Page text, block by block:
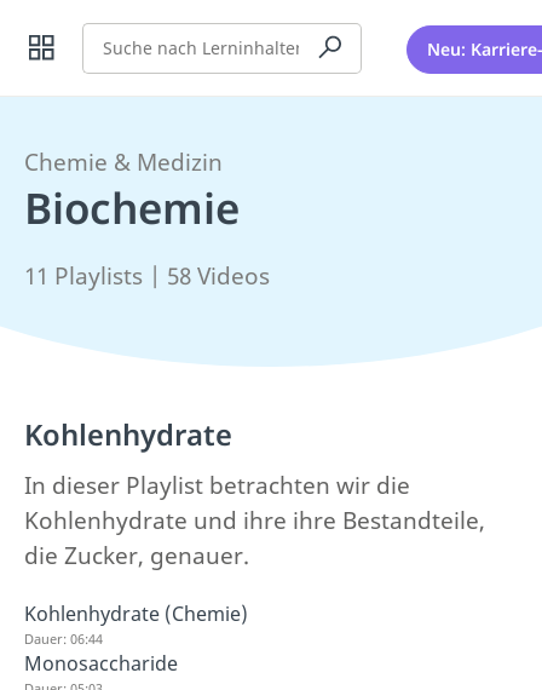
Suche Neu:
Chemie & Medizin
Biochemie
11 Playlists | 58 Videos
Kohlenhydrate
In dieser Playlist betrachten wir die
Kohlenhydrate und ihre ihre Bestandteile,
die Zucker, genauer.
Kohlenhydrate (Chemie)
Dauer: 06:44
Monosaccharide